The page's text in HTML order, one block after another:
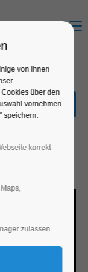
Menu
von ihnen
über den
vornehmen
speichern.
korrekt
zulassen.